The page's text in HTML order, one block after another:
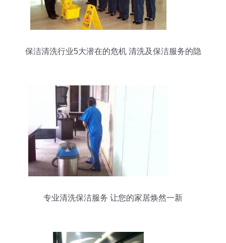
保洁清洗行业5大潜在的危机 清洗及保洁服务的隐
专业清洗保洁服务 让您的家居焕然一新